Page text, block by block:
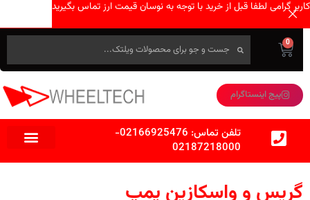
0
پیج اینستاگرام
تلفن تماس: 02166925476
-
02187218000
گریس و واسکازین پمپ
کاربر گرامی لطفا قبل از خرید با توجه به نوسان قیمت ارز تماس بگیرید